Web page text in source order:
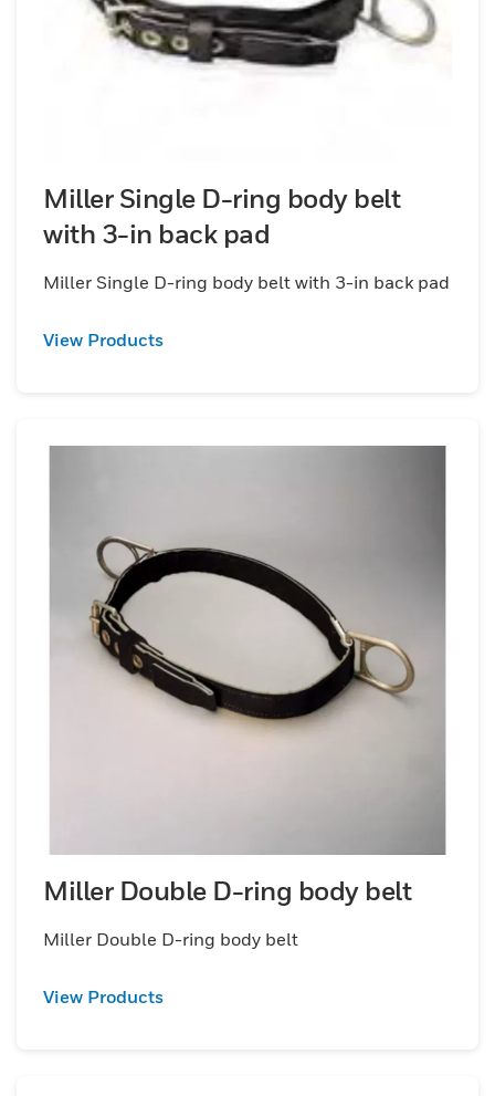
Miller Single D-ring body belt
with 3-in back pad
Miller Single D-ring body belt with 3-in back pad
View Products
Miller Double D-ring body belt
Miller Double D-ring body belt
View Products